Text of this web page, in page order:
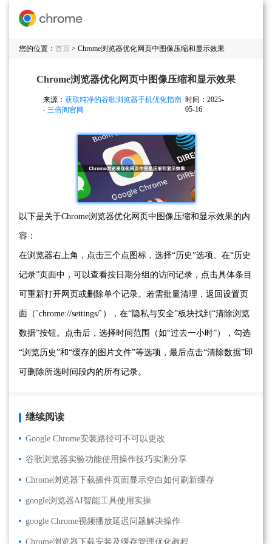
您的位置： 首页 > Chrome浏览器优化网页中图像压缩和显示效果
Chrome浏览器优化网页中图像压缩和显示效果
来源： 获取纯净的谷歌浏览器手机优化指南
- 三倍阁官网
时间：2025-
05-16
以下是关于Chrome浏览器优化网页中图像压缩和显示效果的内
容：
在浏览器右上角，点击三个点图标，选择“历史”选项。在“历史
记录”页面中，可以查看按日期分组的访问记录，点击具体条目
可重新打开网页或删除单个记录。若需批量清理，返回设置页
面（`chrome://settings/`），在“隐私与安全”板块找到“清除浏览
数据”按钮。点击后，选择时间范围（如“过去一小时”），勾选
“浏览历史”和“缓存的图片文件”等选项，最后点击“清除数据”即
可删除所选时间段内的所有记录。
继续阅读
Google Chrome安装路径可不可以更改
谷歌浏览器实验功能使用操作技巧实测分享
Chrome浏览器下载插件页面显示空白如何刷新缓存
google浏览器AI智能工具使用实操
google Chrome视频播放延迟问题解决操作
Chrome浏览器下载安装及缓存管理优化教程